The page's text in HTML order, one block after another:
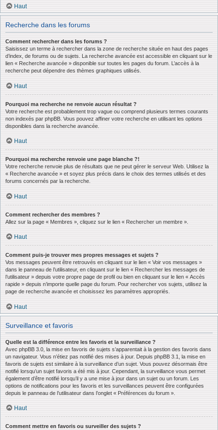
Haut
Recherche dans les forums
Comment rechercher dans les forums ?
Saisissez un terme à rechercher dans la zone de recherche située en haut des pages
d’index, de forums ou de sujets. La recherche avancée est accessible en cliquant sur le
lien « Recherche avancée » disponible sur toutes les pages du forum. L’accès à la
recherche peut dépendre des thèmes graphiques utilisés.
Haut
Pourquoi ma recherche ne renvoie aucun résultat ?
Votre recherche est probablement trop vague ou comprend plusieurs termes courants
non indexés par phpBB. Vous pouvez affiner votre recherche en utilisant les options
disponibles dans la recherche avancée.
Haut
Pourquoi ma recherche renvoie une page blanche ?!
Votre recherche renvoie plus de résultats que ne peut gérer le serveur Web. Utilisez la
« Recherche avancée » et soyez plus précis dans le choix des termes utilisés et des
forums concernés par la recherche.
Haut
Comment rechercher des membres ?
Allez sur la page « Membres », cliquez sur le lien « Rechercher un membre ».
Haut
Comment puis-je trouver mes propres messages et sujets ?
Vos messages peuvent être retrouvés en cliquant sur le lien « Voir vos messages »
dans le panneau de l’utilisateur, en cliquant sur le lien « Rechercher les messages de
l’utilisateur » depuis votre propre page de profil ou bien en cliquant sur le lien « Accès
rapide » depuis n’importe quelle page du forum. Pour rechercher vos sujets, utilisez la
page de recherche avancée et choisissez les paramètres appropriés.
Haut
Surveillance et favoris
Quelle est la différence entre les favoris et la surveillance ?
Avec phpBB 3.0, la mise en favoris de sujets s’apparentait à la gestion des favoris dans
un navigateur. Vous n’étiez pas notifié des mises à jour. Depuis phpBB 3.1, la mise en
favoris de sujets est similaire à la surveillance d’un sujet. Vous pouvez désormais être
notifié lorsqu’un sujet favoris a été mis à jour. Cependant, la surveillance vous permet
également d’être notifié lorsqu’il y a une mise à jour dans un sujet ou un forum. Les
options de notifications pour les favoris et les surveillances peuvent être configurées
depuis le panneau de l’utilisateur dans l’onglet « Préférences du forum ».
Haut
Comment mettre en favoris ou surveiller des sujets ?